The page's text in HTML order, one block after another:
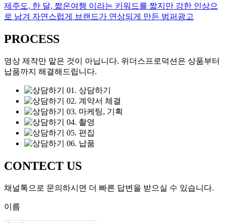
제주도, 한 달, 짧은여행 이라는 키워드를 짧지만 강한 인상으
로 남겨 자연스럽게 브랜드가 연상되게 만든 범퍼광고
PROCESS
영상 제작만 맡은 것이 아닙니다. 위더스프로덕션은 상품부터
납품까지 해결해드립니다.
01. 상담하기
02. 계약서 체결
03. 마케팅, 기획
04. 촬영
05. 편집
06. 납품
CONTECT US
채널톡으로 문의하시면 더 빠른 답변을 받으실 수 있습니다.
이름